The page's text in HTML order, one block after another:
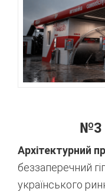
№3
Архітектурний
беззаперечний
українського